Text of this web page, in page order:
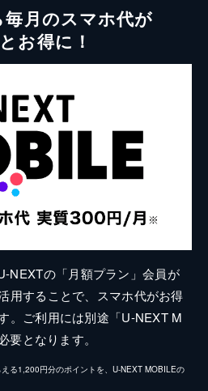
月のスマホ代が
お得に！
NEXTの「月額プラン」会員が
用することで、スマホ代がお得
。ご利用には別途「U-NEXT M
となります。
る1,200円分のポイントを、U-NEXT MOBILEの